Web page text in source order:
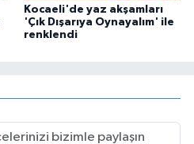
Kocaeli'de yaz akşamları
'Çık Dışarıya Oynayalım' ile
renklendi